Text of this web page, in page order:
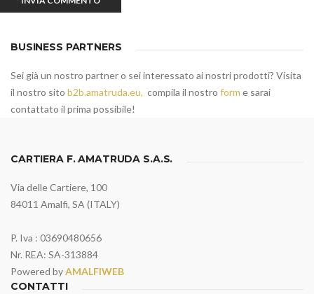
BUSINESS PARTNERS
Sei già un nostro partner o sei interessato ai nostri prodotti? Visita
il nostro sito b2b.amatruda.eu, compila il nostro form e sarai
contattato il prima possibile!
CARTIERA F. AMATRUDA S.A.S.
Via delle Cartiere, 100
84011 Amalfi, SA (ITALY)
P. Iva : 03690480656
Nr. REA: SA-313884
Powered byAMALFIWEB
CONTATTI